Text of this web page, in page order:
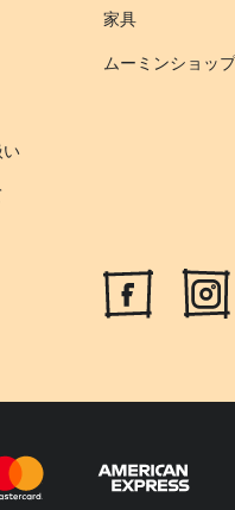
家具
ムーミンショップ